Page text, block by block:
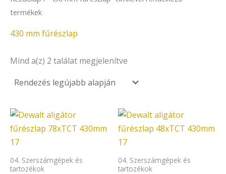
termékek
430 mm fűrészlap
Mind a(z) 2 találat megjelenítve
04. Szerszámgépek és
tartozékok
04. Szerszámgépek és
tartozékok